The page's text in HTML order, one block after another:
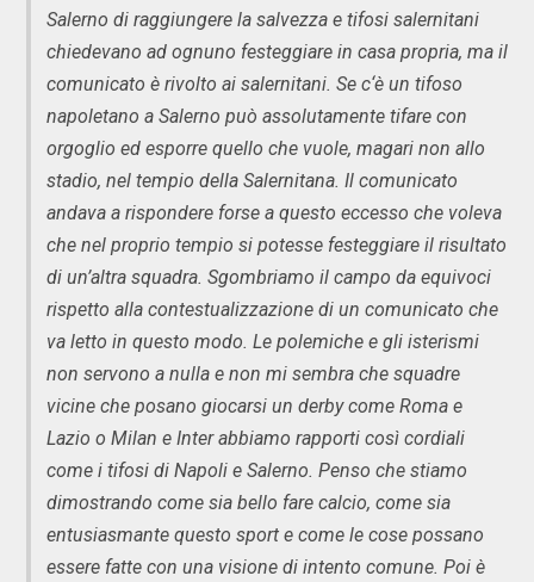
Salerno di raggiungere la salvezza e tifosi salernitani
chiedevano ad ognuno festeggiare in casa propria, ma il
comunicato è rivolto ai salernitani. Se c‘è un tifoso
napoletano a Salerno può assolutamente tifare con
orgoglio ed esporre quello che vuole, magari non allo
stadio, nel tempio della Salernitana. Il comunicato
andava a rispondere forse a questo eccesso che voleva
che nel proprio tempio si potesse festeggiare il risultato
di un’altra squadra. Sgombriamo il campo da equivoci
rispetto alla contestualizzazione di un comunicato che
va letto in questo modo. Le polemiche e gli isterismi
non servono a nulla e non mi sembra che squadre
vicine che posano giocarsi un derby come Roma e
Lazio o Milan e Inter abbiamo rapporti così cordiali
come i tifosi di Napoli e Salerno. Penso che stiamo
dimostrando come sia bello fare calcio, come sia
entusiasmante questo sport e come le cose possano
essere fatte con una visione di intento comune. Poi è